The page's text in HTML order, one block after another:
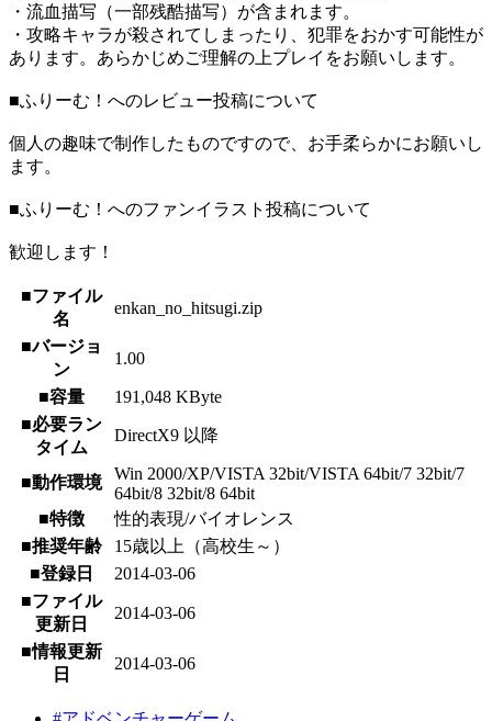
・流血描写（一部残酷描写）が含まれます。
・攻略キャラが殺されてしまったり、犯罪をおかす可能性が
あります。あらかじめご理解の上プレイをお願いします。
■ふりーむ！へのレビュー投稿について
個人の趣味で制作したものですので、お手柔らかにお願いし
ます。
■ふりーむ！へのファンイラスト投稿について
歓迎します！
■ファイル
名
enkan_no_hitsugi.zip
■バージョ
ン
1.00
■容量
191,048 KByte
■必要ラン
タイム
DirectX9 以降
■動作環境
Win 2000/XP/VISTA 32bit/VISTA 64bit/7 32bit/7
64bit/8 32bit/8 64bit
■特徴
性的表現/バイオレンス
■推奨年齢
15歳以上（高校生～）
■登録日
2014-03-06
■ファイル
更新日
2014-03-06
■情報更新
日
2014-03-06